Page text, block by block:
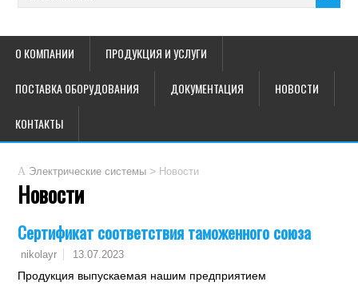
О КОМПАНИИ ПРОДУКЦИЯ И УСЛУГИ
ПОСТАВКА ОБОРУДОВАНИЯ ДОКУМЕНТАЦИЯ НОВОСТИ
КОНТАКТЫ
Электрические системы > Новости
Новости
Сертификат соответствия таможенного союза
nikolayr 13.07.2023
Продукция выпускаемая нашим предприятием